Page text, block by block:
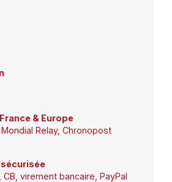
& Europe
Relay, Chronopost
CB, virement bancaire, PayPal